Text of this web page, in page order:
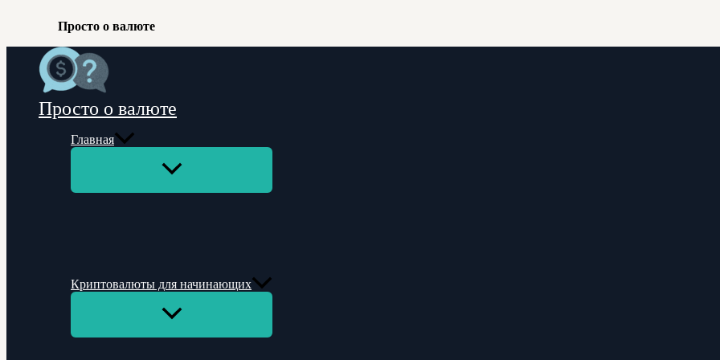
Просто о валюте
Перейти
содержимому
Просто о валюте
Главная
Переключатель
Криптовалюты для начинающих
Переключатель